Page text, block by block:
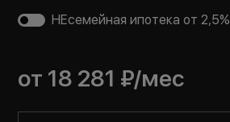
НЕсемейная ипотека от 2,5%
от 18 281 ₽/мес